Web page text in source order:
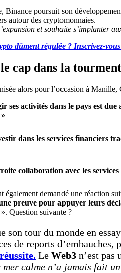
et souhaite s’implanter
dûment régulée ? Inscrivez-
cap dans la
alors pour l’occasion à
ses activités dans le pays est
dans les services financiers
collaboration avec les
demandé une réaction
preuve pour appuyer leurs
». Question suivante ?
son tour du monde en
de reports
Le Web3 n’est pas
mer calme n’a jamais fait